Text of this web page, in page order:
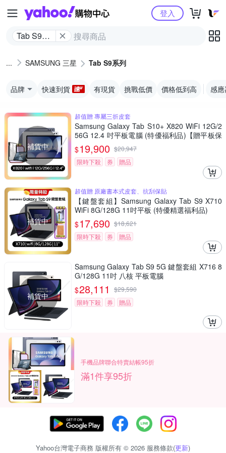
Yahoo購物中心
Tab S9系
登入
SAMSUNG 三星 Tab S9系列
品牌 快速到貨 有現貨 挑戰低價 價格低到高 感
補貨中
超值贈 專屬三折皮套
Samsung Galaxy Tab S10+ X820 WiFi 12G/2
56G 12.4 吋平板電腦 (特優福利品)【贈平板保
護套】
$19,900 $20,947
限時下殺
券 贈品
補貨中
超值贈 原廠書本式皮套、抗刮保貼
【鍵盤套組】Samsung Galaxy Tab S9 X710
WiFi 8G/128G 11吋平板 (特優精選福利品)
$17,690 $18,621
限時下殺
券 贈品
補貨中
Samsung Galaxy Tab S9 5G 鍵盤套組 X716 8
G/128G 11吋 八核 平板電腦
$28,111 $29,590
限時下殺
券 贈品
手機品牌聯合特賣結帳95折
滿1件享95折
Yahoo台灣電子商務 版權所有 © 2026 服務條款(更新)